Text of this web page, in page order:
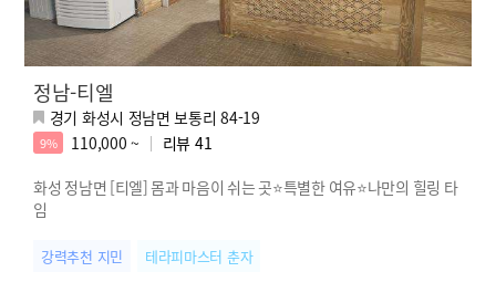
정남-티엘
경기 화성시 정남면 보통리 84-19
9% 110,000 ~ 리뷰 41
화성 정남면 [티엘] 몸과 마음이 쉬는 곳⭐특별한 여유⭐나만의 힐링 타
임
강력추천 지민 테라피마스터 춘자